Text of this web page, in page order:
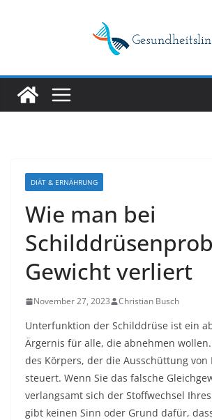
DIÄT & ERNÄHRUNG
Wie man bei
Gewicht verliert
November 27, 2023 Christian Busch
Unterfunktion der Schilddrüse ist ein
Ärgernis für alle, die abnehmen
des Körpers, der die Ausschüttung von
steuert. Wenn Sie das falsche
verlangsamt sich der Stoffwechsel
gibt keinen Sinn oder Grund dafür,